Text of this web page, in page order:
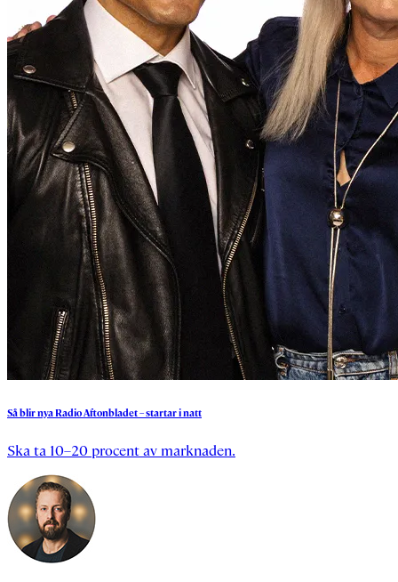
SåblirnyaRadioAftonbladet–startarinatt
Ska ta 10–20 procent av marknaden.